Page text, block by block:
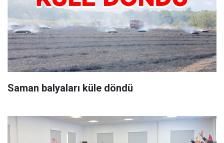
Saman balyaları küle döndü